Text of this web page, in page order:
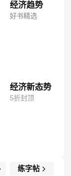
经济趋势
好书精选
经济新态势
5折封顶
练字帖